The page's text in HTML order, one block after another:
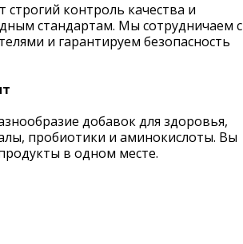
контроль качества и
стандартам. Мы сотрудничаем с
и гарантируем безопасность
добавок для здоровья,
пробиотики и аминокислоты. Вы
в одном месте.